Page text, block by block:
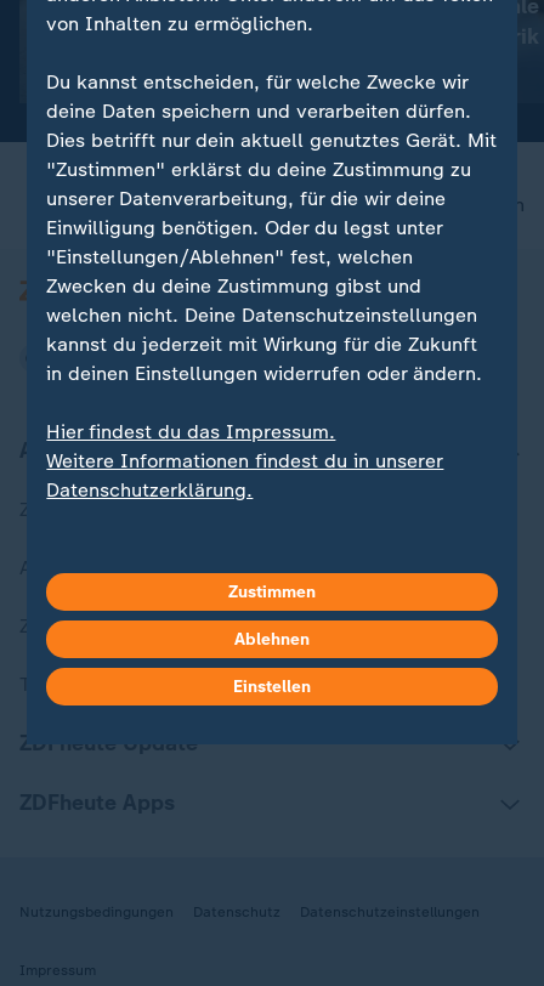
Kolumbien: Mutterloses
Hippo-Baby gerettet
Video
Belgien: Illegale
Video 1:15
nach oben
Aktuell bei ZDFheute
Aktuelle Sendungs-Videos
ZDFheute Stories
Themen im Überblick
ZDFheute Update
Nutzungsbedingungen Datenschutz Datenschutzeinstellungen
Impressum
von Inhalten zu ermöglichen.
Du kannst entscheiden, für welche Zwecke wir
deine Daten speichern und verarbeiten dürfen.
Dies betrifft nur dein aktuell genutztes Gerät. Mit
"Zustimmen" erklärst du deine Zustimmung zu
unserer Datenverarbeitung, für die wir deine
Einwilligung benötigen. Oder du legst unter
"Einstellungen/Ablehnen" fest, welchen
Zwecken du deine Zustimmung gibst und
welchen nicht. Deine Datenschutzeinstellungen
kannst du jederzeit mit Wirkung für die Zukunft
in deinen Einstellungen widerrufen oder ändern.
Hier findest du das Impressum.
Weitere Informationen findest du in unserer
Datenschutzerklärung.
Zustimmen
Ablehnen
Einstellen